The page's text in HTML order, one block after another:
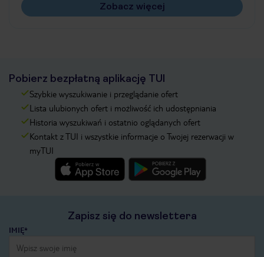
Zobacz więcej
Pobierz bezpłatną aplikację TUI
Szybkie wyszukiwanie i przeglądanie ofert
Lista ulubionych ofert i możliwość ich udostępniania
Historia wyszukiwań i ostatnio oglądanych ofert
Kontakt z TUI i wszystkie informacje o Twojej rezerwacji w
myTUI
Zapisz się do newslettera
IMIĘ*